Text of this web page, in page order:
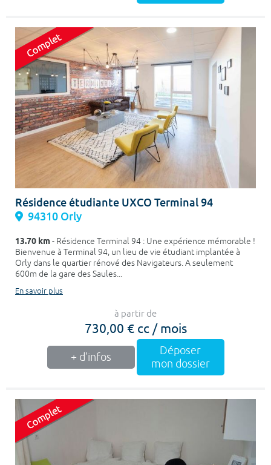
Résidence étudiante UXCO Terminal 94
94310 Orly
13.70 km- Résidence Terminal 94 : Une expérience mémorable !
Bienvenue à Terminal 94, un lieu de vie étudiant implantée à
Orly dans le quartier rénové des Navigateurs. A seulement
600m de la gare des Saules...
En savoir plus
à partir de
730,00 € cc / mois
+ d'infos
Déposer
mon dossier